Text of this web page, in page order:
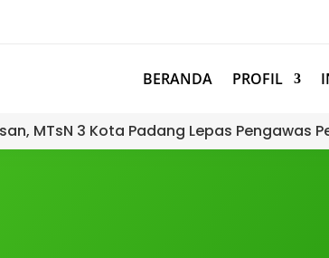
BERANDA PROFIL
MTsN 3 Kota Padang Lepas Pengawas